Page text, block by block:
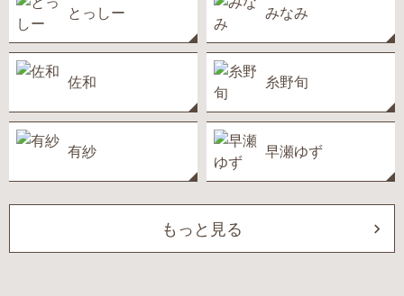
とっしー みなみ
佐和 糸野旬
有紗 早瀬ゆず
もっと見る